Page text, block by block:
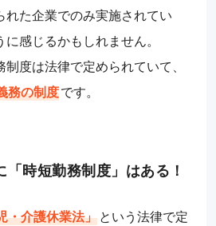
れた企業でのみ実施されてい
感じるかもしれません。
度は法律で定められていて、
務の制度です。
時短勤務制度」はある！
・介護休業法」という法律で定